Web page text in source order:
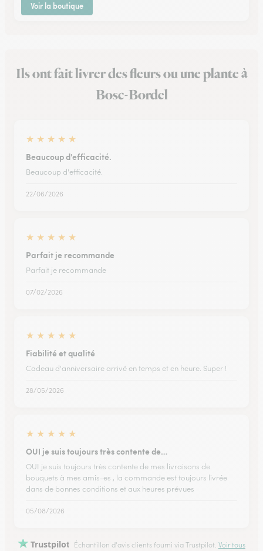
Voir la boutique
Ils ont fait livrer des fleurs ou une plante à
Bosc-Bordel
★ ★ ★ ★ ★
Beaucoup d'efficacité.
Beaucoup d'efficacité.
22/06/2026
★ ★ ★ ★ ★
Parfait je recommande
Parfait je recommande
07/02/2026
★ ★ ★ ★ ★
Fiabilité et qualité
Cadeau d'anniversaire arrivé en temps et en heure. Super !
28/05/2026
★ ★ ★ ★ ★
OUI je suis toujours très contente de…
OUI je suis toujours très contente de mes livraisons de
bouquets à mes amis-es , la commande est toujours livrée
dans de bonnes conditions et aux heures prévues
05/08/2026
Trustpilot Échantillon d'avis clients fourni via Trustpilot. Voir tous